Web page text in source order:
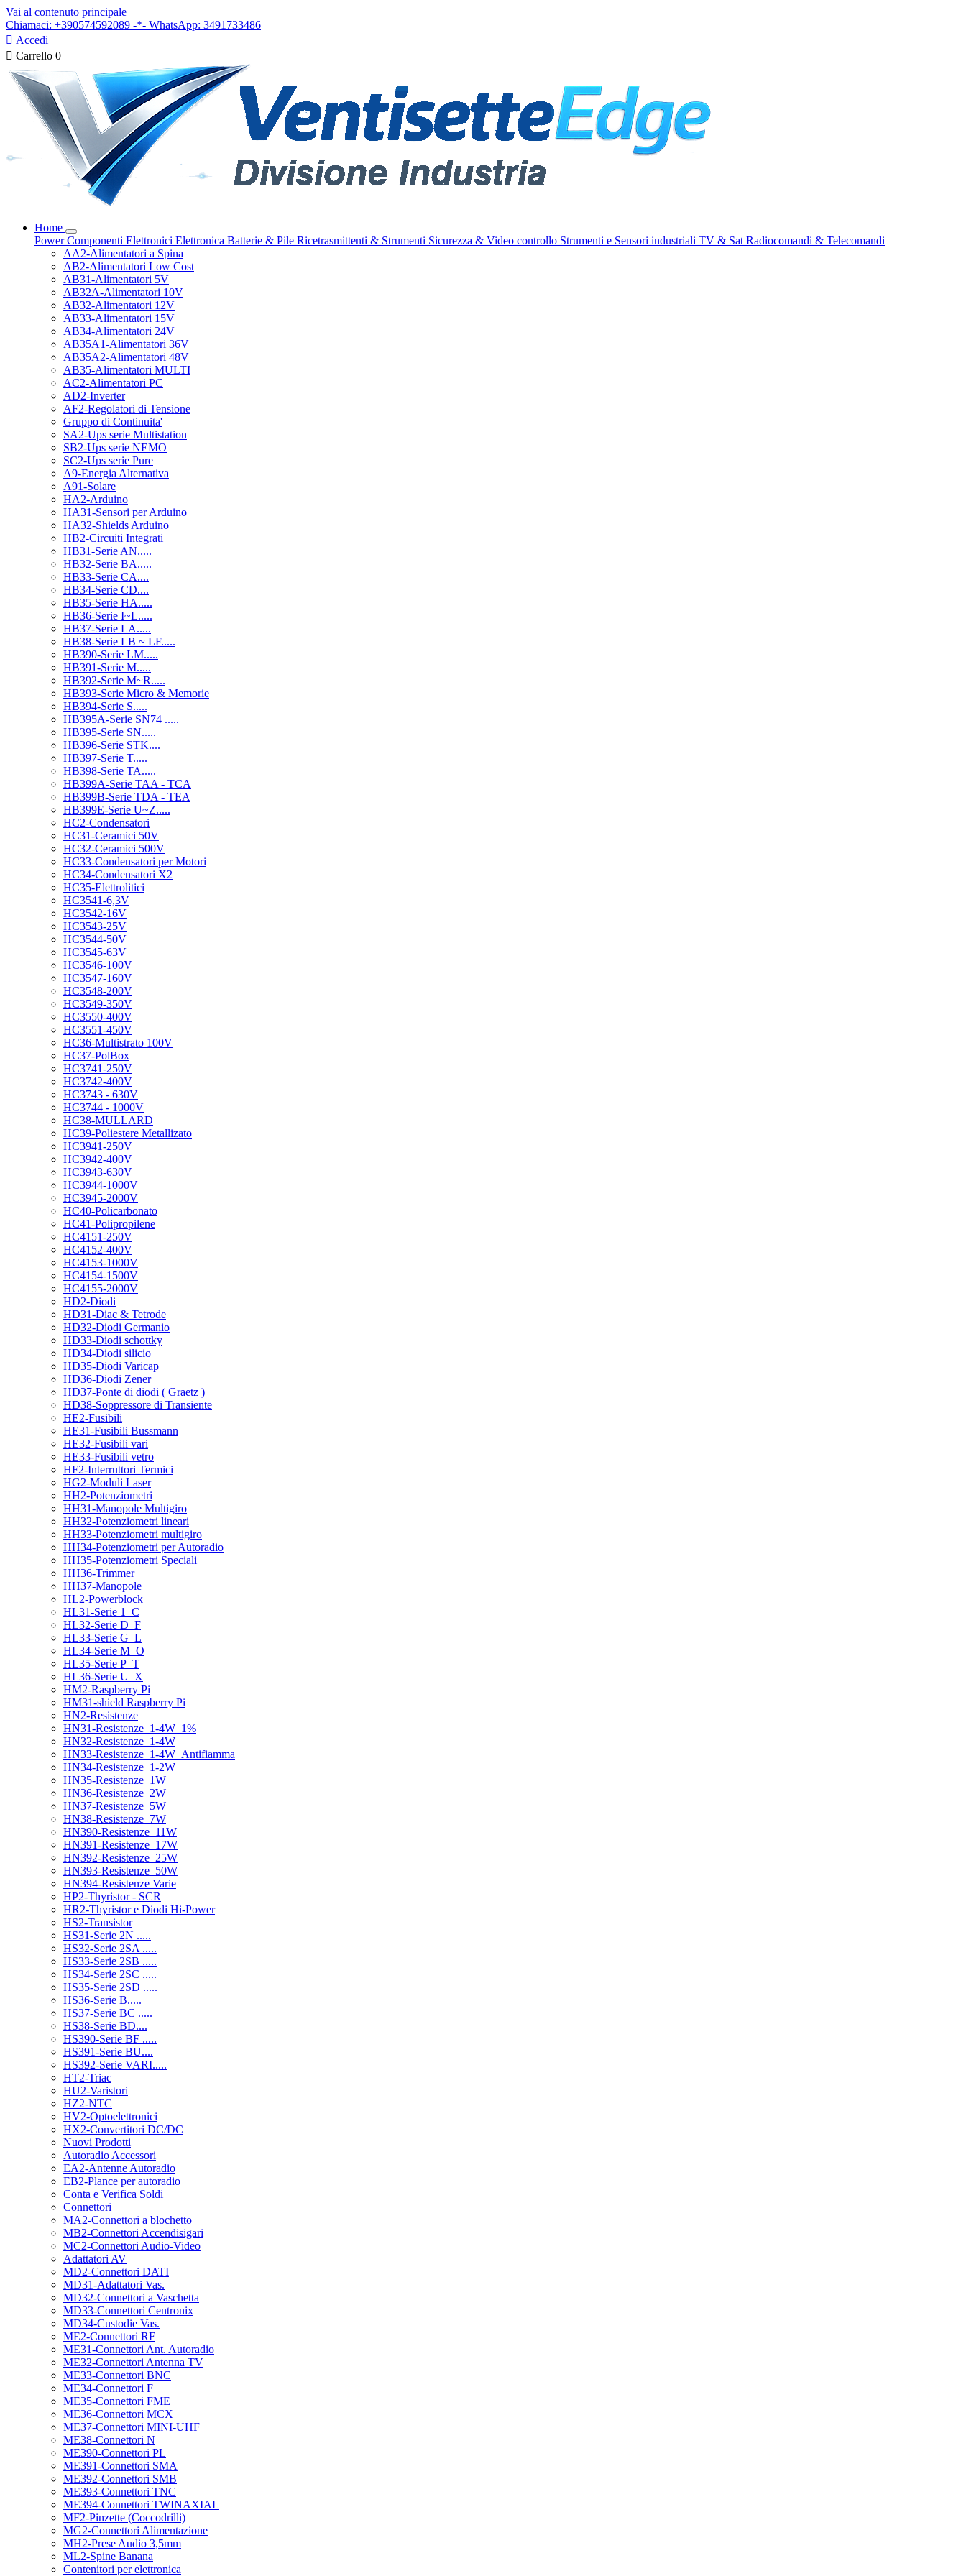
Vai al contenuto principale
Chiamaci: +390574592089 -*- WhatsApp: 3491733486
 Accedi
 Carrello 0
Home
PowerComponenti Elettronici Elettronica Batterie & Pile Ricetrasmittenti & Strumenti Sicurezza & Video controllo Strumenti e Sensori industriali TV & Sat Radiocomandi & Telecomandi
AA2-Alimentatori a Spina
AB2-Alimentatori Low Cost
AB31-Alimentatori 5V
AB32A-Alimentatori 10V
AB32-Alimentatori 12V
AB33-Alimentatori 15V
AB34-Alimentatori 24V
AB35A1-Alimentatori 36V
AB35A2-Alimentatori 48V
AB35-Alimentatori MULTI
AC2-Alimentatori PC
AD2-Inverter
AF2-Regolatori di Tensione
Gruppo di Continuita'
SA2-Ups serie Multistation
SB2-Ups serie NEMO
SC2-Ups serie Pure
A9-Energia Alternativa
A91-Solare
HA2-Arduino
HA31-Sensori per Arduino
HA32-Shields Arduino
HB2-Circuiti Integrati
HB31-Serie AN.....
HB32-Serie BA.....
HB33-Serie CA....
HB34-Serie CD....
HB35-Serie HA.....
HB36-Serie I~L.....
HB37-Serie LA.....
HB38-Serie LB ~ LF.....
HB390-Serie LM.....
HB391-Serie M.....
HB392-Serie M~R.....
HB393-Serie Micro & Memorie
HB394-Serie S.....
HB395A-Serie SN74 .....
HB395-Serie SN.....
HB396-Serie STK....
HB397-Serie T.....
HB398-Serie TA.....
HB399A-Serie TAA - TCA
HB399B-Serie TDA - TEA
HB399E-Serie U~Z.....
HC2-Condensatori
HC31-Ceramici 50V
HC32-Ceramici 500V
HC33-Condensatori per Motori
HC34-Condensatori X2
HC35-Elettrolitici
HC3541-6,3V
HC3542-16V
HC3543-25V
HC3544-50V
HC3545-63V
HC3546-100V
HC3547-160V
HC3548-200V
HC3549-350V
HC3550-400V
HC3551-450V
HC36-Multistrato 100V
HC37-PolBox
HC3741-250V
HC3742-400V
HC3743 - 630V
HC3744 - 1000V
HC38-MULLARD
HC39-Poliestere Metallizato
HC3941-250V
HC3942-400V
HC3943-630V
HC3944-1000V
HC3945-2000V
HC40-Policarbonato
HC41-Polipropilene
HC4151-250V
HC4152-400V
HC4153-1000V
HC4154-1500V
HC4155-2000V
HD2-Diodi
HD31-Diac & Tetrode
HD32-Diodi Germanio
HD33-Diodi schottky
HD34-Diodi silicio
HD35-Diodi Varicap
HD36-Diodi Zener
HD37-Ponte di diodi ( Graetz )
HD38-Soppressore di Transiente
HE2-Fusibili
HE31-Fusibili Bussmann
HE32-Fusibili vari
HE33-Fusibili vetro
HF2-Interruttori Termici
HG2-Moduli Laser
HH2-Potenziometri
HH31-Manopole Multigiro
HH32-Potenziometri lineari
HH33-Potenziometri multigiro
HH34-Potenziometri per Autoradio
HH35-Potenziometri Speciali
HH36-Trimmer
HH37-Manopole
HL2-Powerblock
HL31-Serie 1_C
HL32-Serie D_F
HL33-Serie G_L
HL34-Serie M_O
HL35-Serie P_T
HL36-Serie U_X
HM2-Raspberry Pi
HM31-shield Raspberry Pi
HN2-Resistenze
HN31-Resistenze_1-4W_1%
HN32-Resistenze_1-4W
HN33-Resistenze_1-4W_Antifiamma
HN34-Resistenze_1-2W
HN35-Resistenze_1W
HN36-Resistenze_2W
HN37-Resistenze_5W
HN38-Resistenze_7W
HN390-Resistenze_11W
HN391-Resistenze_17W
HN392-Resistenze_25W
HN393-Resistenze_50W
HN394-Resistenze Varie
HP2-Thyristor - SCR
HR2-Thyristor e Diodi Hi-Power
HS2-Transistor
HS31-Serie 2N .....
HS32-Serie 2SA .....
HS33-Serie 2SB .....
HS34-Serie 2SC .....
HS35-Serie 2SD .....
HS36-Serie B.....
HS37-Serie BC .....
HS38-Serie BD....
HS390-Serie BF .....
HS391-Serie BU....
HS392-Serie VARI.....
HT2-Triac
HU2-Varistori
HZ2-NTC
HV2-Optoelettronici
HX2-Convertitori DC/DC
Nuovi Prodotti
Autoradio Accessori
EA2-Antenne Autoradio
EB2-Plance per autoradio
Conta e Verifica Soldi
Connettori
MA2-Connettori a blochetto
MB2-Connettori Accendisigari
MC2-Connettori Audio-Video
Adattatori AV
MD2-Connettori DATI
MD31-Adattatori Vas.
MD32-Connettori a Vaschetta
MD33-Connettori Centronix
MD34-Custodie Vas.
ME2-Connettori RF
ME31-Connettori Ant. Autoradio
ME32-Connettori Antenna TV
ME33-Connettori BNC
ME34-Connettori F
ME35-Connettori FME
ME36-Connettori MCX
ME37-Connettori MINI-UHF
ME38-Connettori N
ME390-Connettori PL
ME391-Connettori SMA
ME392-Connettori SMB
ME393-Connettori TNC
ME394-Connettori TWINAXIAL
MF2-Pinzette (Coccodrilli)
MG2-Connettori Alimentazione
MH2-Prese Audio 3,5mm
ML2-Spine Banana
Contenitori per elettronica